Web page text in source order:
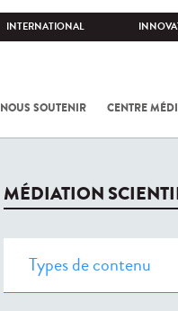
INTERNATIONAL
NOUS SOUTENIR CENTRE
MÉDIATION